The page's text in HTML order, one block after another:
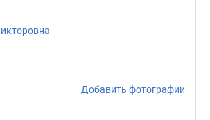
Добавить фотографии